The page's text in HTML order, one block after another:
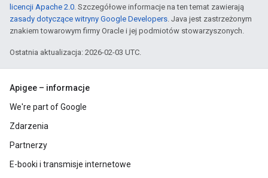
licencji Apache 2.0. Szczegółowe informacje na ten temat zawierają
zasady dotyczące witryny Google Developers. Java jest zastrzeżonym
znakiem towarowym firmy Oracle i jej podmiotów stowarzyszonych.
Ostatnia aktualizacja: 2026-02-03 UTC.
Apigee – informacje
We're part of Google
Zdarzenia
Partnerzy
E-booki i transmisje internetowe